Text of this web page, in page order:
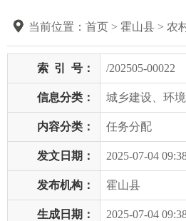
当前位置： 首页 > 霍山县 > 农
索 引 号： /202505-00022
信息分类： 城乡建设、环
内容分类： 任务分配
发文日期： 2025-07-04
发布机构： 霍山县
生成日期： 2025-07-04